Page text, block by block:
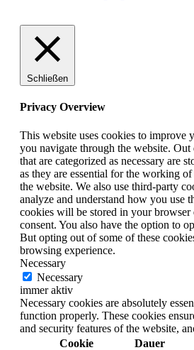
Schließen
Privacy Overview
This website uses cookies to improve
you navigate through the website. Out
that are categorized as necessary are
as they are essential for the working
the website. We also use third-party
analyze and understand how you use
cookies will be stored in your
consent. You also have the option to
But opting out of some of these
browsing experience.
Necessary
Necessary
immer aktiv
Necessary cookies are absolutely
function properly. These cookies
and security features of the website,
Cookie
Dauer